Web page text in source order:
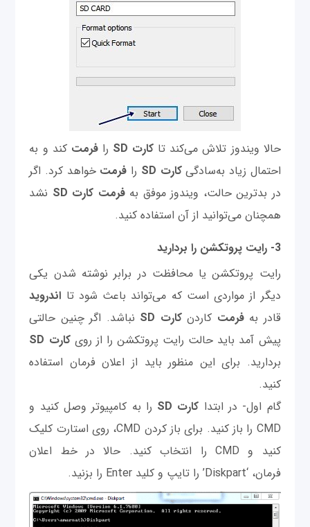
حالا ویندوز تلاش می‌کند تا کارت SD رافرمت کند و به
احتمال زیاد به‌سادگیکارت SD را فرمت خواهد کرد. اگر
در بدترین حالت، ویندوز موفق بهفرمت کارت SD
نشد
همچنان می‌توانید از آن استفاده کنید.
3- رایت پروتکشن را بردارید
رایت پروتکشن یا محافظت در برابر نوشته شدن یکی
دیگر از مواردی است که می‌تواند باعث شود تا اندروید
قادر بهفرمت کاردنکارت SD
نباشد. اگر چنین حالتی
پیش آمد باید حالت رایت پروتکشن را از رویکارت SD
بردارید. برای این منظور باید از اعلان فرمان استفاده
کنید.
گام اول- در ابتدا کارت SD
را به کامپیوتر وصل کنید و
CMD را باز کنید. برای باز کردن CMD، روی استارت کلیک
کنید و CMD را انتخاب کنید. حالا در خط اعلان
فرمان، ‘Diskpart’ را تایپ و کلید Enter را بزنید.